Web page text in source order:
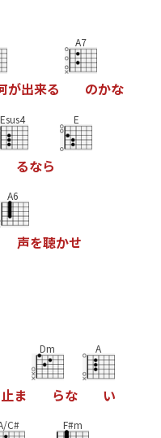
が出来る
A7
のかな
Esus4
るなら
E
A6
声を聴かせ
止ま
Dm
らな
A
い
C# F#m